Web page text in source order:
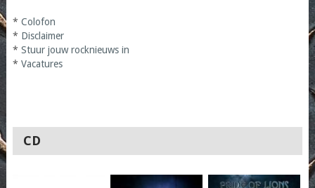
* Colofon
* Disclaimer
* Stuur jouw rocknieuws in
* Vacatures
CD